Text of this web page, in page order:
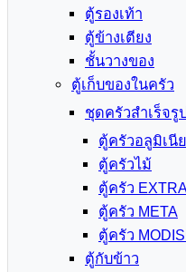
ตู้รองเท้า
ตู้ข้างเตียง
ชั้นวางของ
ตู้เก็บของในครัว
ชุดครัวสำเร็จรูป
ตู้ครัวอลูมิเนี
ตู้ครัวไม้
ตู้ครัว
ตู้ครัว META
ตู้ครัว
ตู้กับข้าว